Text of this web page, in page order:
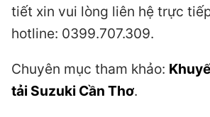
tiết xin vui lòng liên hệ trực
hotline: 0399.707.309.
Chuyên mục tham khảo:
tải Suzuki Cần Thơ.